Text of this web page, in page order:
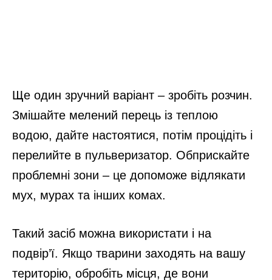
Ще один зручний варіант – зробіть розчин.
Змішайте мелений перець із теплою
водою, дайте настоятися, потім процідіть і
перелийте в пульверизатор. Обприскайте
проблемні зони – це допоможе відлякати
мух, мурах та інших комах.
Такий засіб можна використати і на
подвір’ї. Якщо тварини заходять на вашу
територію, обробіть місця, де вони